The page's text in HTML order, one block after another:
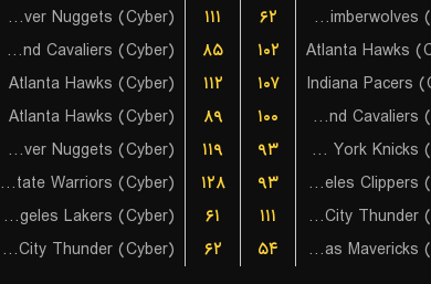
Denver Nuggets (Cyber)
۱۱۱ ۶۲ Minnesota Timberwolves (Cyber)
Cleveland Cavaliers (Cyber)
۸۵ ۱۰۲ Atlanta Hawks
Atlanta Hawks (Cyber)
۱۱۲ ۱۰۷ Indiana Pacers
Atlanta Hawks (Cyber)
۸۹ ۱۰۰ Cleveland Cavaliers (Cyber)
Denver Nuggets (Cyber)
۱۱۹ ۹۳ New York Knicks (Cyber)
Golden State Warriors (Cyber)
۱۲۸ ۹۳ Los Angeles Clippers (Cyber)
Los Angeles Lakers (Cyber)
۶۱ ۱۱۱ Oklahoma City Thunder (Cyber)
Oklahoma City Thunder (Cyber)
۶۲ ۵۴ Dallas Mavericks (Cyber)